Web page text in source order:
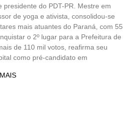
presidente do PDT-PR. Mestre em
de yoga e ativista, consolidou-se
mais atuantes do Paraná, com 55
o 2º lugar para a Prefeitura de
de 110 mil votos, reafirma seu
como pré-candidato em